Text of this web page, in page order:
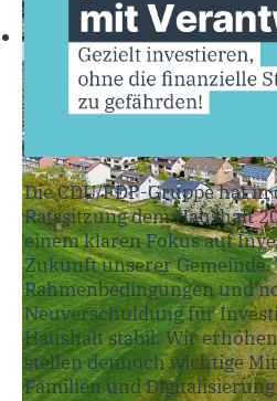
Die CDU/FDP-Gruppe hat
Ratssitzung dem Haushalt
einem klaren Fokus auf
Zukunft unserer
Rahmenbedingungen und
Neuverschuldung für
Haushalt stabil. Wir
stellen dennoch wichtige
Familien und